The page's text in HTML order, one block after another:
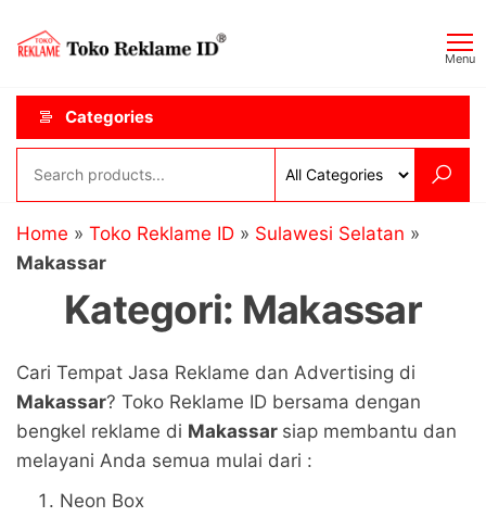
content
ID
Menu
Categories
Home » Toko Reklame ID » Sulawesi Selatan »
Makassar
Kategori: Makassar
Cari Tempat Jasa Reklame dan Advertising di
Makassar? Toko Reklame ID bersama dengan
bengkel reklame di Makassar siap membantu dan
melayani Anda semua mulai dari :
Neon Box